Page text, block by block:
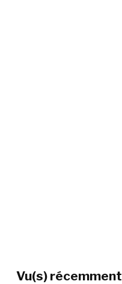
Vu(s) récemment